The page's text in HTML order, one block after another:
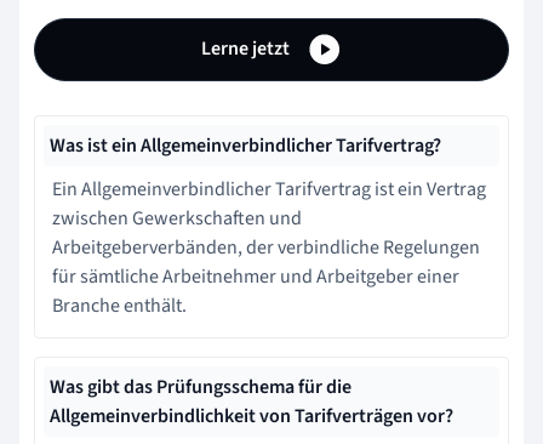
Lerne jetzt
Was ist ein Allgemeinverbindlicher Tarifvertrag?
Ein Allgemeinverbindlicher Tarifvertrag ist ein Vertrag
zwischen Gewerkschaften und
Arbeitgeberverbänden, der verbindliche Regelungen
für sämtliche Arbeitnehmer und Arbeitgeber einer
Branche enthält.
Was gibt das Prüfungsschema für die
Allgemeinverbindlichkeit von Tarifverträgen vor?